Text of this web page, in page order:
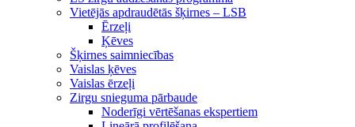
Vietējās apdraudētās šķirnes – LSB
Ērzeļi
Ķēves
Šķirnes saimniecības
Vaislas ķēves
Vaislas ērzeļi
Zirgu snieguma pārbaude
Noderīgi vērtēšanas ekspertiem